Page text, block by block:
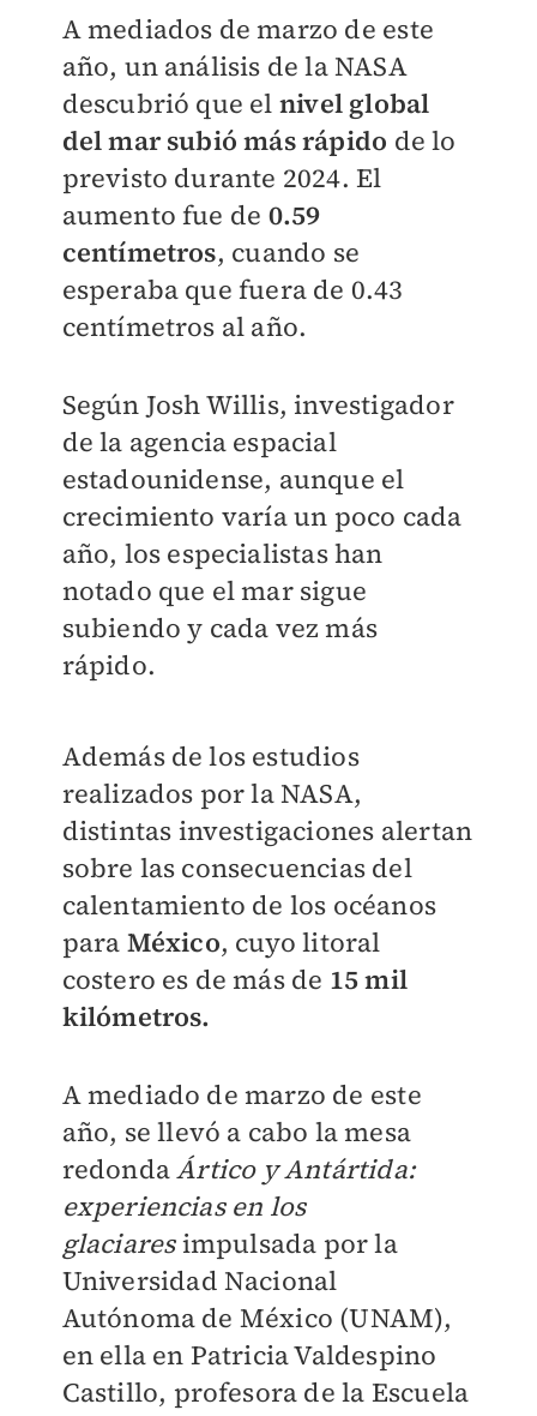
A mediados de marzo de este
año, un análisis de la NASA
descubrió que el nivel global
del mar subió más rápido de lo
previsto durante 2024. El
aumento fue de 0.59
centímetros, cuando se
esperaba que fuera de 0.43
centímetros al año.
Según Josh Willis, investigador
de la agencia espacial
estadounidense, aunque el
crecimiento varía un poco cada
año, los especialistas han
notado que el mar sigue
subiendo y cada vez más
rápido.
Además de los estudios
realizados por la NASA,
distintas investigaciones alertan
sobre las consecuencias del
calentamiento de los océanos
para México, cuyo litoral
costero es de más de 15 mil
kilómetros.
A mediado de marzo de este
año, se llevó a cabo la mesa
redondaÁrtico y Antártida:
experiencias en los
glaciaresimpulsada por la
Universidad Nacional
Autónoma de México (UNAM),
en ella en Patricia Valdespino
Castillo, profesora de la Escuela